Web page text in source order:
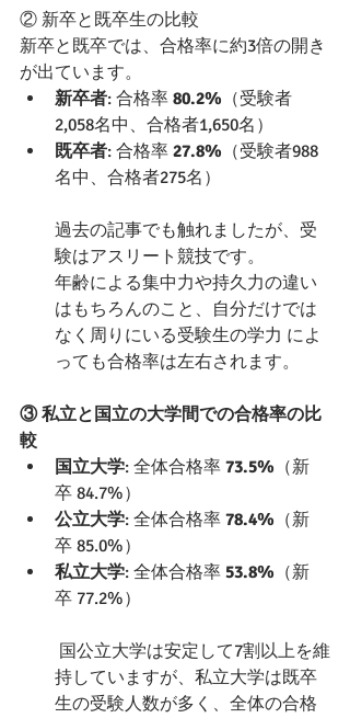
② 新卒と既卒生の比較
新卒と既卒では、合格率に約3倍の開き
が出ています。
新卒者: 合格率 80.2% （受験者
2,058名中、合格者1,650名）
既卒者: 合格率 27.8% （受験者988
名中、合格者275名）
過去の記事でも触れましたが、受
験はアスリート競技です。
年齢による集中力や持久力の違い
はもちろんのこと、自分だけでは
なく周りにいる受験生の学力 によ
っても合格率は左右されます。
③ 私立と国立の大学間での合格率の比
較
国立大学: 全体合格率 73.5% （新
卒 84.7%）
公立大学: 全体合格率 78.4% （新
卒 85.0%）
私立大学: 全体合格率 53.8% （新
卒 77.2%）
持していますが、私立大学は既卒
生の受験人数が多く、全体の合格